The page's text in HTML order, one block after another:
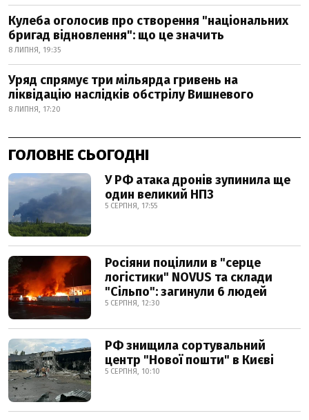
Кулеба оголосив про створення "національних
бригад відновлення": що це значить
8 ЛИПНЯ, 19:35
Уряд спрямує три мільярда гривень на
ліквідацію наслідків обстрілу Вишневого
8 ЛИПНЯ, 17:20
ГОЛОВНЕ СЬОГОДНІ
У РФ атака дронів зупинила ще
один великий НПЗ
5 СЕРПНЯ, 17:55
Росіяни поцілили в "серце
логістики" NOVUS та склади
"Сільпо": загинули 6 людей
5 СЕРПНЯ, 12:30
РФ знищила сортувальний
центр "Нової пошти" в Києві
5 СЕРПНЯ, 10:10